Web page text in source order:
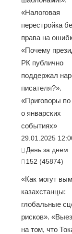
«Налоговая
перестройка
права на
«Почему
РК публично
поддержал
писателя?».
«Приговоры
о январских
событиях»
29.01.2025
День за днем
152 (45874)
«Как могут
казахстанцы:
глобальные
рисков».
на том, что